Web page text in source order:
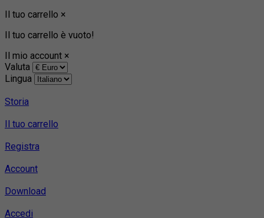
Il tuo carrello ×
Il tuo carrello è vuoto!
Il mio account ×
Valuta
Lingua
Storia
Il tuo carrello
Registra
Account
Download
Accedi